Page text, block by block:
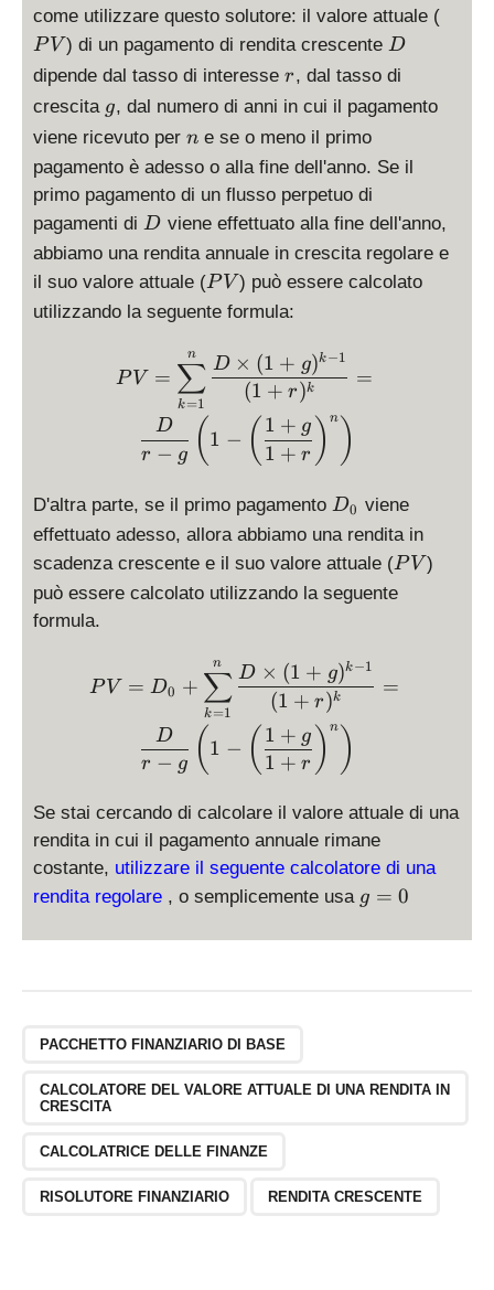
come utilizzare questo solutore: il valore attuale (
PV ) di un pagamento di rendita crescente D
D
dipende dal tasso di interesse r
r, dal tasso di
crescita g
g, dal numero di anni in cui il pagamento
viene ricevuto per n
n e se o meno il primo
pagamento è adesso o alla fine dell'anno. Se il
primo pagamento di un flusso perpetuo di
pagamenti di D
D viene effettuato alla fine dell'anno,
abbiamo una rendita annuale in crescita regolare e
il suo valore attuale (P
V
PV ) può essere calcolato
utilizzando la seguente formula:
PV = \displaystyle
PV =
k=1
∑
n
(1 + r)k
D × (1 + g)k−1
=
r − g
D ( 1 − ( 1 + r
1 + g ) n )
D'altra parte, se il primo pagamento D
_
D0 viene
effettuato adesso, allora abbiamo una rendita in
scadenza crescente e il suo valore attuale (P
V
PV )
può essere calcolato utilizzando la seguente
formula.
PV = D_0 +
PV = D0 +
k=1
∑
n
(1 + r)k
D × (1 + g)k−1
=
r − g
D ( 1 − ( 1 + r
1 + g ) n )
Se stai cercando di calcolare il valore attuale di una
rendita in cui il pagamento annuale rimane
costante, utilizzare il seguente calcolatore di una
rendita regolare , o semplicemente usa g
0
g = 0
PACCHETTO FINANZIARIO DI BASE
CALCOLATORE DEL VALORE ATTUALE DI UNA RENDITA IN
CRESCITA
CALCOLATRICE DELLE FINANZE
RISOLUTORE FINANZIARIO RENDITA CRESCENTE